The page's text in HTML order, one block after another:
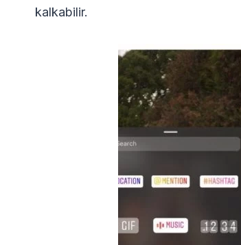
kalkabilir.